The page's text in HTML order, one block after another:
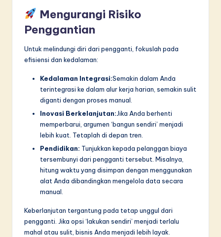
Mengurangi Risiko
Penggantian
Untuk melindungi diri dari pengganti, fokuslah pada
efisiensi dan kedalaman:
Kedalaman Integrasi:Semakin dalam Anda
terintegrasi ke dalam alur kerja harian, semakin sulit
diganti dengan proses manual.
Inovasi Berkelanjutan:Jika Anda berhenti
memperbarui, argumen ‘bangun sendiri’ menjadi
lebih kuat. Tetaplah di depan tren.
Pendidikan: Tunjukkan kepada pelanggan biaya
tersembunyi dari pengganti tersebut. Misalnya,
hitung waktu yang disimpan dengan menggunakan
alat Anda dibandingkan mengelola data secara
manual.
Keberlanjutan tergantung pada tetap unggul dari
pengganti. Jika opsi ‘lakukan sendiri’ menjadi terlalu
mahal atau sulit, bisnis Anda menjadi lebih layak.